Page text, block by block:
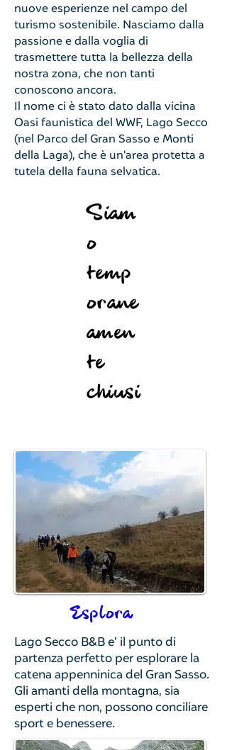
nuove esperienze nel campo del
turismo sostenibile. Nasciamo dalla
passione e dalla voglia di
trasmettere tutta la bellezza della
nostra zona, che non tanti
conoscono ancora.
​Il nome ci è stato dato dalla vicina
Oasi faunistica del WWF, Lago Secco
(nel Parco del Gran Sasso e Monti
della Laga), che è un'area protetta a
tutela della fauna selvatica.
Siam
o
temp
orane
amen
te
chiusi
Esplora
Lago Secco B&B e' il punto di
partenza perfetto per esplorare la
catena appenninica del Gran Sasso.
Gli amanti della montagna, sia
esperti che non, possono conciliare
sport e benessere.